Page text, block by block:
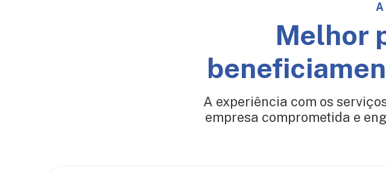
A
Melhor
A experiência com os
empresa comprometida e